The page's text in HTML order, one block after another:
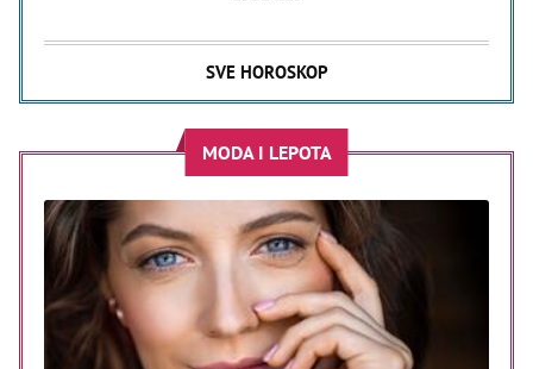
SVE HOROSKOP
MODA I LEPOTA